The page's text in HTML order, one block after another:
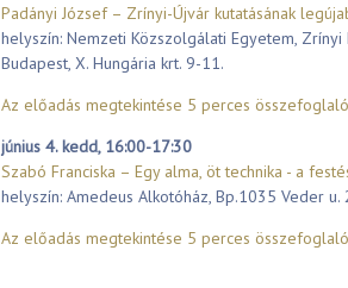
Padányi József – Zrínyi-Újvár kutatásának
helyszín: Nemzeti Közszolgálati Egyetem,
Budapest, X. Hungária krt. 9-11.
Az előadás megtekintése 5 perces
június 4. kedd, 16:00-17:30
Szabó Franciska – Egy alma, öt technika - a
helyszín: Amedeus Alkotóház, Bp.1035 Veder u.
Az előadás megtekintése 5 perces